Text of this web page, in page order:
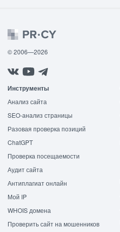
© 2006—2026
Инструменты
Анализ сайта
SEO-анализ страницы
Разовая проверка позиций
ChatGPT
Проверка посещаемости
Аудит сайта
Антиплагиат онлайн
Мой IP
WHOIS домена
Проверить сайт на мошенников